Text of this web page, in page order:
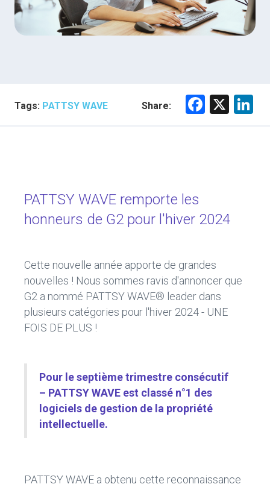
Tags: PATTSY WAVE Share:
F
X
PATTSY WAVE remporte les
honneurs de G2 pour l'hiver 2024
Cette nouvelle année apporte de grandes
nouvelles ! Nous sommes ravis d'annoncer que
G2 a nommé PATTSY WAVE® leader dans
plusieurs catégories pour l'hiver 2024 - UNE
FOIS DE PLUS !
Pour le septième trimestre consécutif
– PATTSY WAVE est classé n°1 des
logiciels de gestion de la propriété
intellectuelle.
PATTSY WAVE a obtenu cette reconnaissance